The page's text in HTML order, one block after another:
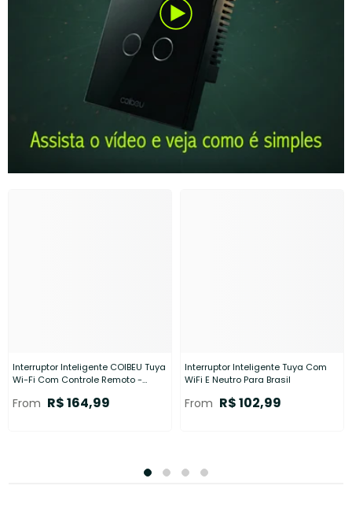
Interruptor Inteligente COIBEU Tuya
Wi-Fi Com Controle Remoto -
From R$ 164,99
Interruptor Inteligente Tuya Com
WiFi E Neutro Para Brasil
From R$ 102,99